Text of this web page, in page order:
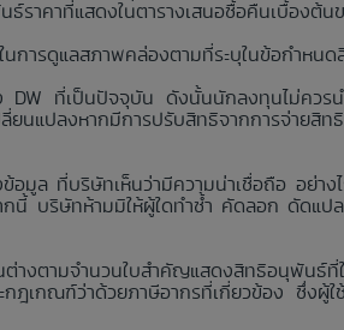
ราคาที่แสดงในตารางเสนอซื้อคืนเบื้องต้น
การดูแลสภาพคล่องตามที่ระบุในข้อกำหนด
DW ที่เป็นปัจจุบัน ดังนั้นนักลงทุนไม่ควร
นแปลงหากมีการปรับสิทธิจากการจ่ายสิท
อมูล ที่บริษัทเห็นว่ามีความน่าเชื่อถือ อย่าง
นี้ บริษัทห้ามมิให้ผู้ใดทำซ้ำ คัดลอก ดัดแป
งตามจำนวนใบสำคัญแสดงสิทธิอนุพันธ์ที่
กฎเกณฑ์ว่าด้วยภาษีอากรที่เกี่ยวข้อง ซึ่งผู้